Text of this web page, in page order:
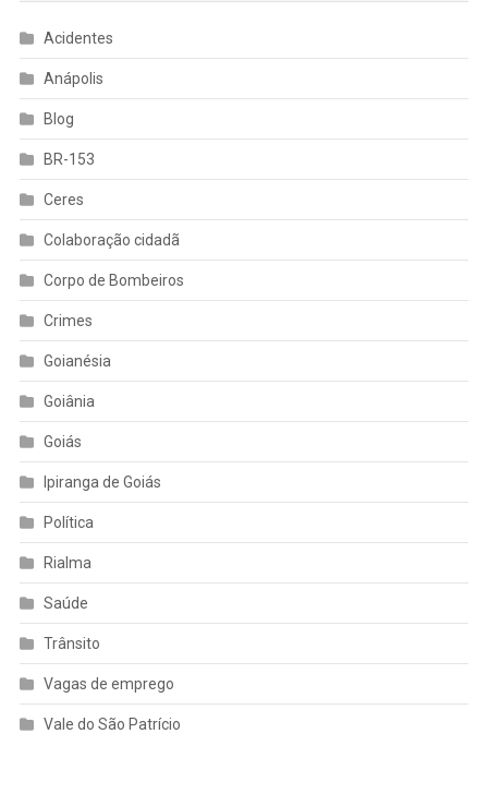
Acidentes
Anápolis
Blog
BR-153
Ceres
Colaboração cidadã
Corpo de Bombeiros
Crimes
Goianésia
Goiânia
Goiás
Ipiranga de Goiás
Política
Rialma
Saúde
Trânsito
Vagas de emprego
Vale do São Patrício